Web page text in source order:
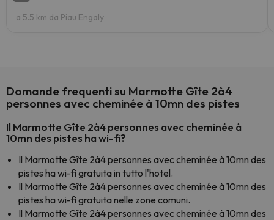
a 5.5 km da Piau Engaly
Domande frequenti su Marmotte Gîte 2à4
personnes avec cheminée à 10mn des pistes
Il Marmotte Gîte 2à4 personnes avec cheminée à
10mn des pistes ha wi-fi?
Il Marmotte Gîte 2à4 personnes avec cheminée à 10mn des
pistes ha wi-fi gratuita in tutto l'hotel.
Il Marmotte Gîte 2à4 personnes avec cheminée à 10mn des
pistes ha wi-fi gratuita nelle zone comuni.
Il Marmotte Gîte 2à4 personnes avec cheminée à 10mn des